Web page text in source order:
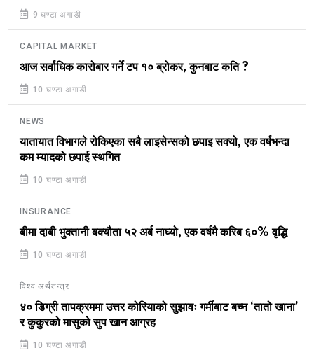
9 घण्टा अगाडी
CAPITAL MARKET
आज सर्वाधिक कारोबार गर्ने टप १० ब्रोकर, कुनबाट कति ?
10 घण्टा अगाडी
NEWS
यातायात विभागले रोकिएका सबै लाइसेन्सको छपाइ सक्यो, एक वर्षभन्दा
कम म्यादको छपाई स्थगित
10 घण्टा अगाडी
INSURANCE
बीमा दाबी भुक्तानी बक्यौता ५२ अर्ब नाघ्यो, एक वर्षमै करिब ६०% वृद्धि
10 घण्टा अगाडी
विश्व अर्थतन्त्र
४० डिग्री तापक्रममा उत्तर कोरियाको सुझावः गर्मीबाट बच्न ‘तातो खाना’
र कुकुरको मासुको सुप खान आग्रह
10 घण्टा अगाडी